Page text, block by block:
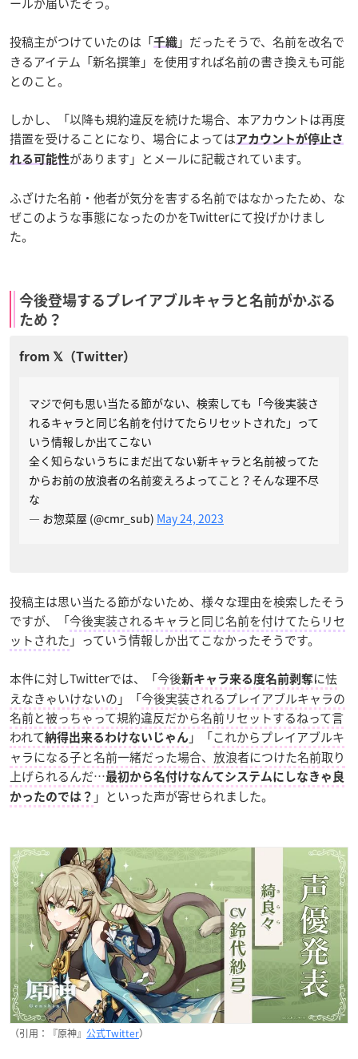
投稿主がつけていたのは「千織 」だったそうで、名前を改名で
きるアイテム「新名撰筆」を使用すれば名前の書き換えも可能
とのこと。
しかし、「以降も規約違反を続けた場合、本アカウントは再度
措置を受けることになり、場合によってはアカウントが停止さ
れる可能性があります」とメールに記載されています。
ふざけた名前・他者が気分を害する名前ではなかったため、な
ぜこのような事態になったのかをTwitterにて投げかけまし
た。
今後登場するプレイアブルキャラと名前がかぶる
ため？
マジで何も思い当たる節がない、検索しても「今後実装さ
れるキャラと同じ名前を付けてたらリセットされた」って
いう情報しか出てこない
全く知らないうちにまだ出てない新キャラと名前被ってた
からお前の放浪者の名前変えろよってこと？そんな理不尽
な
— お惣菜屋 (@cmr_sub) May 24, 2023
投稿主は思い当たる節がないため、様々な理由を検索したそう
ですが、「今後実装されるキャラと同じ名前を付けてたらリセ
ットされた 」っていう情報しか出てこなかったそうです。
本件に対しTwitterでは、「今後新キャラ来る度名前剥奪に怯
えなきゃいけないの 」「今後実装されるプレイアブルキャラの
名前と被っちゃって規約違反だから名前リセットするねって言
われて納得出来るわけないじゃん 」「これからプレイアブルキ
ャラになる子と名前一緒だった場合、放浪者につけた名前取り
上げられるんだ…最初から名付けなんてシステムにしなきゃ良
かったのでは？ 」といった声が寄せられました。
（引用：『原神』 公式Twitter）